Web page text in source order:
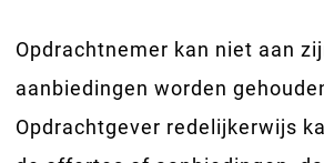
Opdrachtnemer kan niet aan
aanbiedingen worden
Opdrachtgever redelijkerwijs